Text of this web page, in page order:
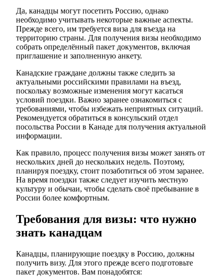
Да, канадцы могут посетить Россию, однако
необходимо учитывать некоторые важные аспекты.
Прежде всего, им требуется виза для въезда на
территорию страны. Для получения визы необходимо
собрать определённый пакет документов, включая
приглашение и заполненную анкету.
Канадские граждане должны также следить за
актуальными российскими правилами на въезд,
поскольку возможные изменения могут касаться
условий поездки. Важно заранее ознакомиться с
требованиями, чтобы избежать неприятных ситуаций.
Рекомендуется обратиться в консульский отдел
посольства России в Канаде для получения актуальной
информации.
Как правило, процесс получения визы может занять от
нескольких дней до нескольких недель. Поэтому,
планируя поездку, стоит позаботиться об этом заранее.
На время поездки также следует изучить местную
культуру и обычаи, чтобы сделать своё пребывание в
России более комфортным.
Требования для визы: что нужно
знать канадцам
Канадцы, планирующие поездку в Россию, должны
получить визу. Для этого прежде всего подготовьте
пакет документов. Вам понадобятся: